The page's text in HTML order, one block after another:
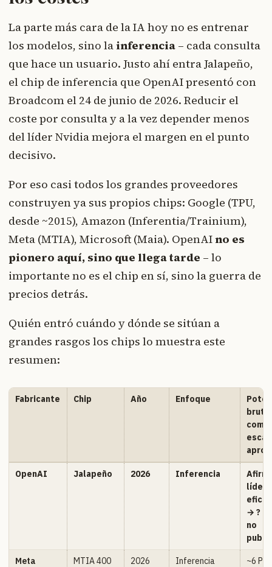
La parte más cara de la IA hoy no es entrenar
los modelos, sino lainferencia – cada consulta
que hace un usuario. Justo ahí entra Jalapeño,
el chip de inferencia que OpenAI presentó con
Broadcom el 24 de junio de 2026. Reducir el
coste por consulta y a la vez depender menos
del líder Nvidia mejora el margen en el punto
decisivo.
Por eso casi todos los grandes proveedores
construyen ya sus propios chips: Google (TPU,
desde ~2015), Amazon (Inferentia/Trainium),
Meta (MTIA), Microsoft (Maia). OpenAIno es
pionero aquí, sino que llega tarde – lo
importante no es el chip en sí, sino la guerra de
precios detrás.
Quién entró cuándo y dónde se sitúan a
grandes rasgos los chips lo muestra este
resumen:
Fabricante Chip Año Enfoque
bruta
como
OpenAI Jalapeño 2026 Inferencia
líder
→ ?
no
Meta MTIA 400 2026 Inferencia
~6